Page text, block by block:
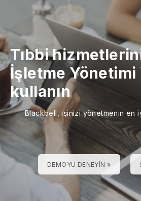
Tıbbi
İşletme Yönetimi
kullanın
Blackbell, işinizi yönetmenin en
DEMOYU DENEYIN »